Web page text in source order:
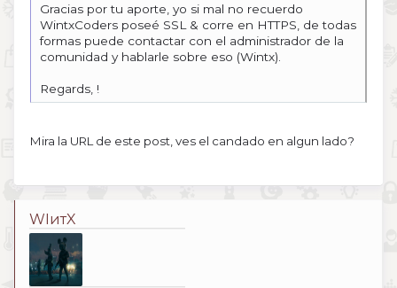
Gracias por tu aporte, yo si mal no recuerdo
WintxCoders poseé SSL & corre en HTTPS, de todas
formas puede contactar con el administrador de la
comunidad y hablarle sobre eso (Wintx).
Regards, !
Mira la URL de este post, ves el candado en algun lado?
WIитX